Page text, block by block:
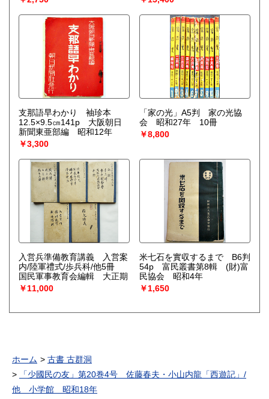
支那語早わかり 袖珍本
12.5×9.5㎝141p 大阪朝日
新聞東亜部編 昭和12年
￥3,300
「家の光」A5判 家の光協
会 昭和27年 10冊
￥8,800
入営兵準備教育講義 入営案
内/陸軍禮式/歩兵科/他5冊
国民軍事教育会編輯 大正期
￥11,000
米七石を實収するまで B6判
54p 富民叢書第8輯 (財)富
民協会 昭和4年
￥1,650
ホーム
古書 古群洞
「少國民の友」第20巻4号 佐藤春夫・小山内龍「西遊記」/
他 小学館 昭和18年